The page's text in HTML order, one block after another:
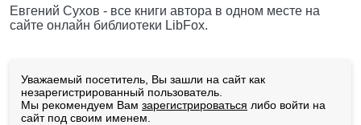
Евгений Сухов - все книги автора в одном месте на
сайте онлайн библиотеки LibFox.
Уважаемый посетитель, Вы зашли на сайт как
незарегистрированный пользователь.
Мы рекомендуем Вам зарегистрироваться либо войти на
сайт под своим именем.